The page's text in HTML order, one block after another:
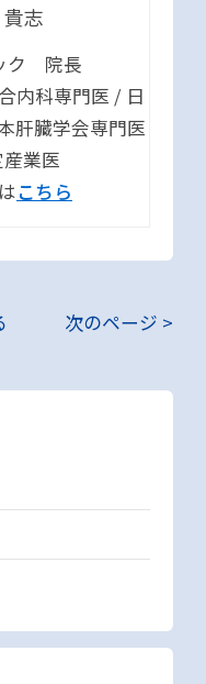
志
ク 院長
内科専門医 / 日
肝臓学会専門医
業医
こちら
次のページ >